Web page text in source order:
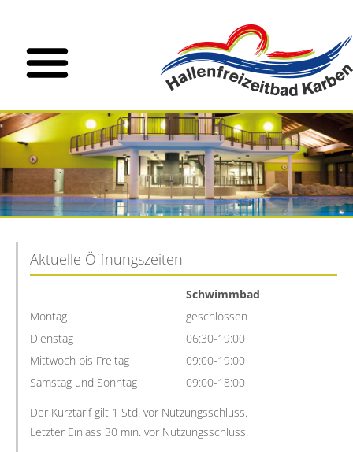
Aktuelle Öffnungszeiten
Schwimmbad
Montag
geschlossen
Dienstag
06:30-19:00
Mittwoch bis Freitag
09:00-19:00
Samstag und Sonntag
09:00-18:00
Der Kurztarif gilt 1 Std. vor Nutzungsschluss.
Letzter Einlass 30 min. vor Nutzungsschluss.